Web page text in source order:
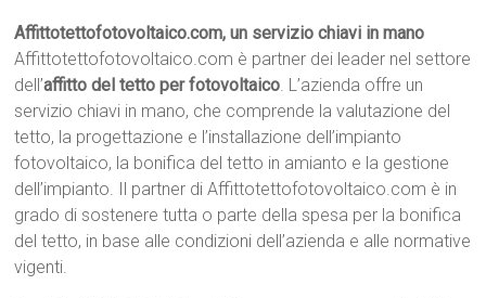
Affittotettofotovoltaico.com, un servizio chiavi in mano
Affittotettofotovoltaico.com è partner dei leader nel settore
dell’affitto del tetto per fotovoltaico. L’azienda offre un
servizio chiavi in mano, che comprende la valutazione del
tetto, la progettazione e l’installazione dell’impianto
fotovoltaico, la bonifica del tetto in amianto e la gestione
dell’impianto. Il partner di Affittotettofotovoltaico.com è in
grado di sostenere tutta o parte della spesa per la bonifica
del tetto, in base alle condizioni dell’azienda e alle normative
vigenti.